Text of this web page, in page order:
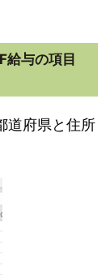
給与の項目
道府県と住所